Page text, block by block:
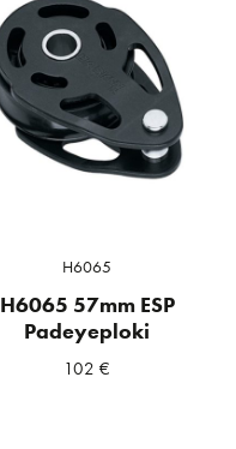
H6065
H6065 57mm ESP
Padeyeploki
102€